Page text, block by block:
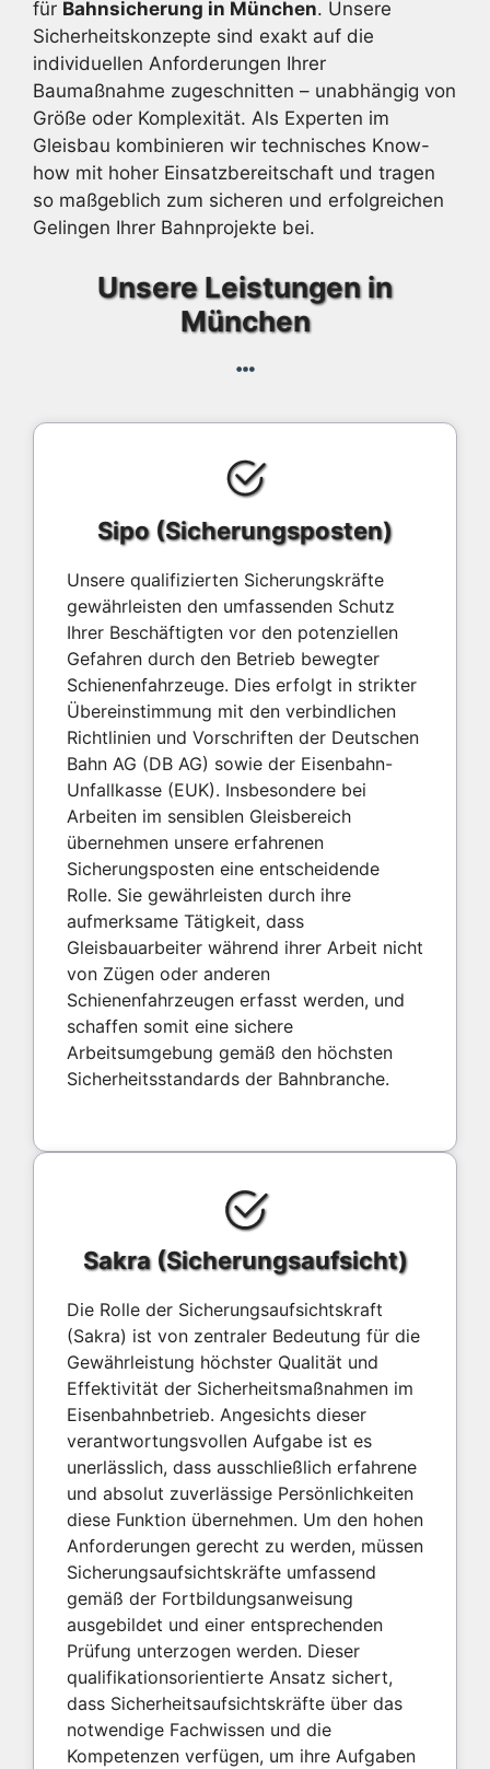
für Bahnsicherung in München. Unsere
Sicherheitskonzepte sind exakt auf die
individuellen Anforderungen Ihrer
Baumaßnahme zugeschnitten – unabhängig von
Größe oder Komplexität. Als Experten im
Gleisbau kombinieren wir technisches Know-
how mit hoher Einsatzbereitschaft und tragen
so maßgeblich zum sicheren und erfolgreichen
Gelingen Ihrer Bahnprojekte bei.
Unsere Leistungen in
München
Sipo (Sicherungsposten)
Unsere qualifizierten Sicherungskräfte
gewährleisten den umfassenden Schutz
Ihrer Beschäftigten vor den potenziellen
Gefahren durch den Betrieb bewegter
Schienenfahrzeuge. Dies erfolgt in strikter
Übereinstimmung mit den verbindlichen
Richtlinien und Vorschriften der Deutschen
Bahn AG (DB AG) sowie der Eisenbahn-
Unfallkasse (EUK). Insbesondere bei
Arbeiten im sensiblen Gleisbereich
übernehmen unsere erfahrenen
Sicherungsposten eine entscheidende
Rolle. Sie gewährleisten durch ihre
aufmerksame Tätigkeit, dass
Gleisbauarbeiter während ihrer Arbeit nicht
von Zügen oder anderen
Schienenfahrzeugen erfasst werden, und
schaffen somit eine sichere
Arbeitsumgebung gemäß den höchsten
Sicherheitsstandards der Bahnbranche.
Sakra (Sicherungsaufsicht)
Die Rolle der Sicherungsaufsichtskraft
(Sakra) ist von zentraler Bedeutung für die
Gewährleistung höchster Qualität und
Effektivität der Sicherheitsmaßnahmen im
Eisenbahnbetrieb. Angesichts dieser
verantwortungsvollen Aufgabe ist es
unerlässlich, dass ausschließlich erfahrene
und absolut zuverlässige Persönlichkeiten
diese Funktion übernehmen. Um den hohen
Anforderungen gerecht zu werden, müssen
Sicherungsaufsichtskräfte umfassend
gemäß der Fortbildungsanweisung
ausgebildet und einer entsprechenden
Prüfung unterzogen werden. Dieser
qualifikationsorientierte Ansatz sichert,
dass Sicherheitsaufsichtskräfte über das
notwendige Fachwissen und die
Kompetenzen verfügen, um ihre Aufgaben